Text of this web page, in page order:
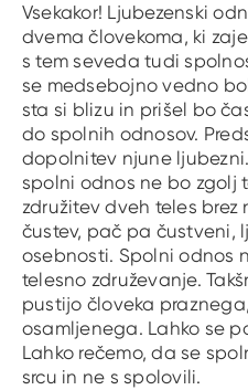
Vsekakor! Ljubezenski
dvema človekoma, ki
s tem seveda tudi
se medsebojno vedno
sta si blizu in prišel bo
do spolnih odnosov.
dopolnitev njune
spolni odnos ne bo zgolj
združitev dveh teles
čustev, pač pa čustveni,
osebnosti. Spolni odnos
telesno združevanje.
pustijo človeka
osamljenega. Lahko se
Lahko rečemo, da se
srcu in ne s spolovili.